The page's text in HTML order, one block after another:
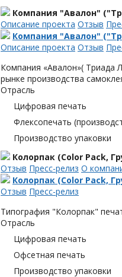
Компания "Авалон"
Описание проекта Отзыв
Компания "Авалон"
Описание проекта Отзыв
Компания «Авалон»( Триада
рынке производства
Отрасль
Цифровая печать
Флексопечать
Производство упаковки
Колорпак (Color Pack,
Отзыв Пресс-релиз О
Колорпак (Color Pack,
Отзыв Пресс-релиз
Типография "Колорпак"
Отрасль
Цифровая печать
Офсетная печать
Производство упаковки